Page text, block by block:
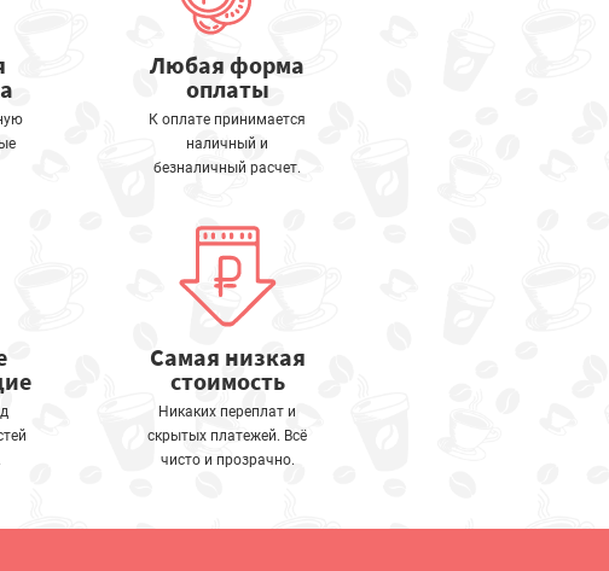
Любая форма
оплаты
К оплате принимается
наличный и
безналичный расчет.
Самая низкая
стоимость
Никаких переплат и
скрытых платежей. Всё
чисто и прозрачно.